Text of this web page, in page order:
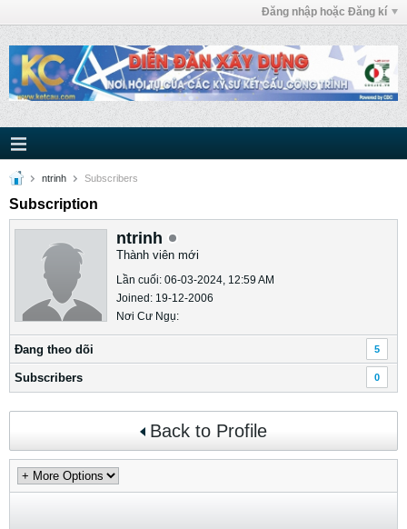
Đăng nhập hoặc Đăng kí
ntrinh Subscribers
Subscription
ntrinh
Thành viên mới
Lần cuối: 06-03-2024, 12:59 AM
Joined: 19-12-2006
Nơi Cư Ngụ:
Ðang theo dõi 5
Subscribers 0
Back to Profile